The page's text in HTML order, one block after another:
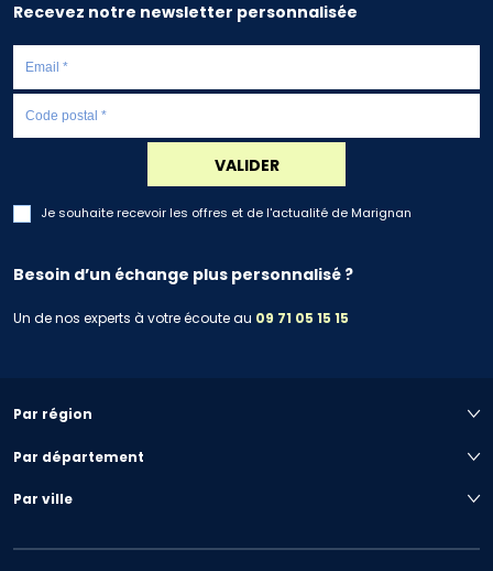
Recevez notre newsletter personnalisée
VALIDER
Je souhaite recevoir les offres et de l'actualité de Marignan
Besoin d’un échange plus personnalisé ?
Un de nos experts à votre écoute au 09 71 05 15 15
Par région
Par département
Par ville